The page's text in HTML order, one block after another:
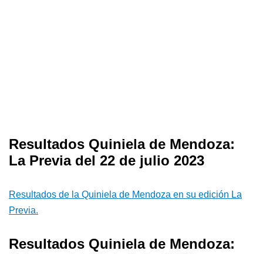
Resultados Quiniela de Mendoza:
La Previa del 22 de julio 2023
Resultados de la Quiniela de Mendoza en su edición La
Previa.
Resultados Quiniela de Mendoza: